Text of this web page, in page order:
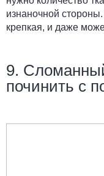
изнаночной
крепкая, и даже
9.
починить с